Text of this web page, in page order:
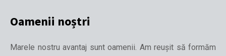
Oamenii noștri
Marele nostru avantaj sunt oamenii. Am reușit să formăm